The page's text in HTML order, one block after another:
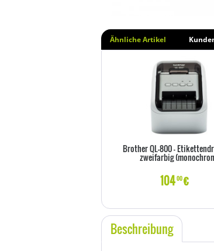
Ähnliche Artikel
Brother QL-800 -
zweifarbig
10400€
Beschreibung